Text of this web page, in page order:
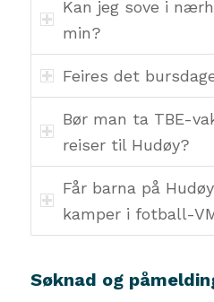
Kan jeg sove i
min?
Feires det
Bør man ta TBE-
reiser til Hudøy?
Får barna på
kamper i fotball-
Søknad og